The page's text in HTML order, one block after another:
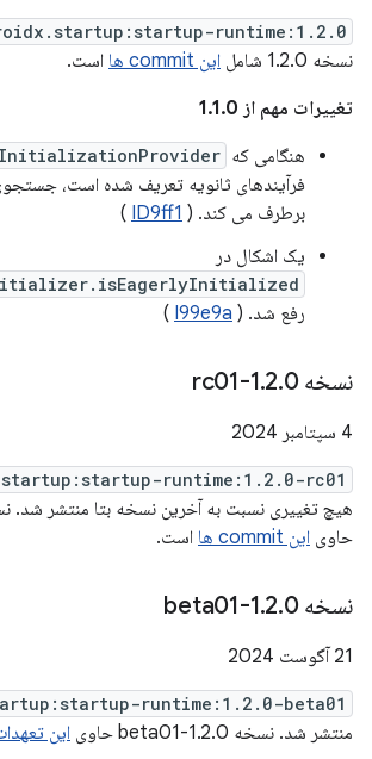
runtime:1.2.0
نسخه 1.2.0 شامل
این commit ها
است.
تغییرات مهم از 1.1.0
هنگامی که InitializationProvider
فرآیندهای ثانویه تعریف شده است، جستجوی
برطرف می کند. ( ID9ff1
)
یک اشکال در
رفع شد. ( I99e9a
)
نسخه 1 .2.0-rc01
4 سپتامبر 2024
runtime:1.2.0-rc01
حاوی این commit ها است.
نسخه 1 .2.0-beta01
21 آگوست 2024
runtime:1.2.0-beta01
منتشر شد. نسخه 1.2.0-beta01 حاوی این